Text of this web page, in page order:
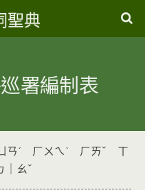
聖典
署編制表
ㄢˊ ㄏㄨㄟˋ ㄏㄞˇ ㄒ
ㄠˇ